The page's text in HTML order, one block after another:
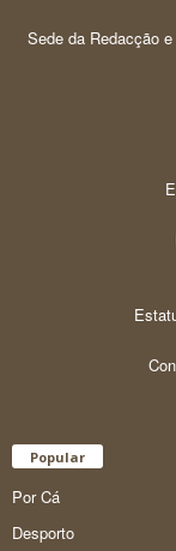
Sede da Redacção
Popular
Por Cá
Desporto